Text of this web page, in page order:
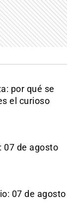
por qué se
el curioso
07 de agosto
07 de agosto